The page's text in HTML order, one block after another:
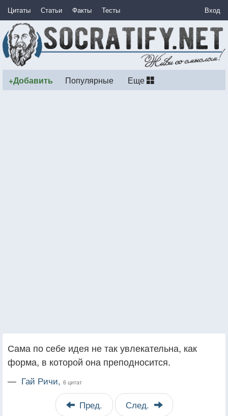
Цитаты Статьи Факты Тесты Вход
+Добавить Популярные Еще
Сама по себе идея не так увлекательна, как
форма, в которой она преподносится.
— Гай Ричи, 6 цитат
Пред. След.